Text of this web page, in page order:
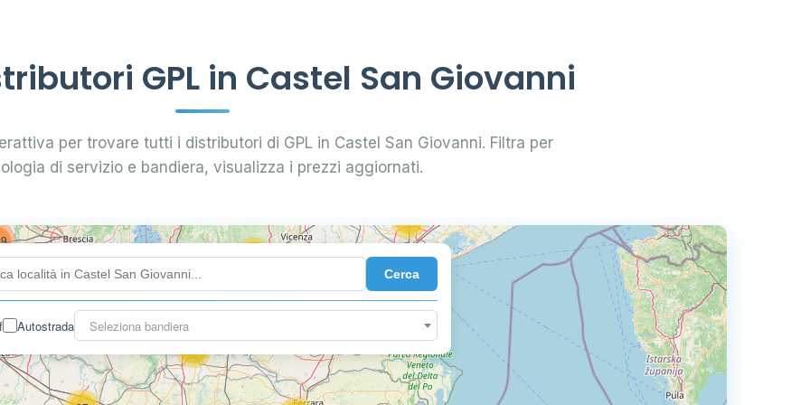
GPL in Castel San Giovanni
per trovare tutti i distributori di GPL in Castel San Giovanni. Filtra per
di servizio e bandiera, visualizza i prezzi aggiornati.
Cerca
Autostrada Seleziona bandiera
7
28
5
7
119
73
0.789 €